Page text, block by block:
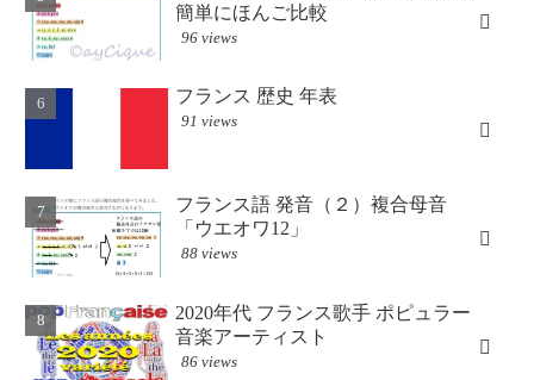
簡単にほんご比較
96 views
フランス 歴史 年表
91 views
フランス語 発音（２）複合母音
「ウエオワ12」
88 views
2020年代 フランス歌手 ポピュラー
音楽アーティスト
86 views